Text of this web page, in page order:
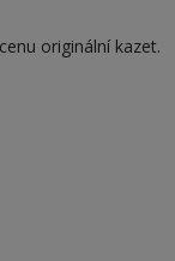
originální kazet.